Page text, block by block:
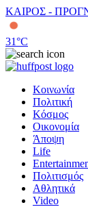
ΚΑΙΡΟΣ -
31°C
Κοινωνία
Πολιτική
Κόσμος
Οικονομία
Άποψη
Life
Πολιτισμός
Αθλητικά
Video